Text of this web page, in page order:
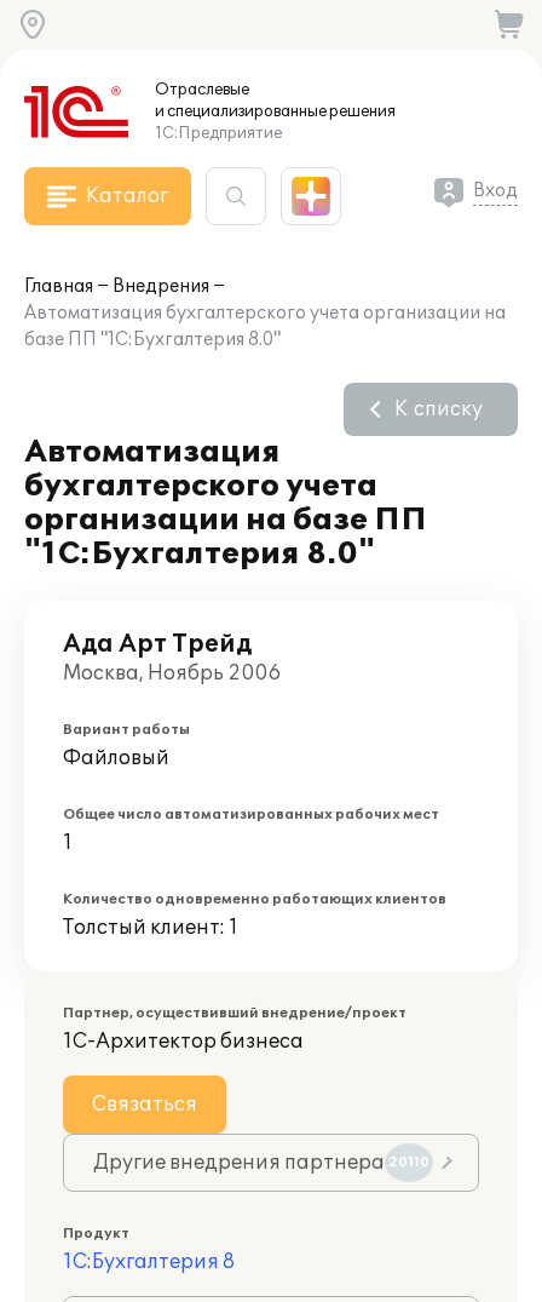
Отраслевые
и специализированныерешения
1С:Предприятие
Каталог Вход
Главная
Внедрения
Автоматизация бухгалтерского учета организации на
базе ПП "1С:Бухгалтерия 8.0"
Автоматизация
бухгалтерского учета
организации на базе ПП
"1С:Бухгалтерия 8.0"
К списку
Ада Арт Трейд
Москва, Ноябрь 2006
Вариант работы
Файловый
Общее число автоматизированных рабочих мест
1
Количество одновременно работающих клиентов
Толстый клиент: 1
Партнер, осуществивший внедрение/проект
1С-Архитектор бизнеса
Связаться
Другие внедрения партнера 20110
Продукт
1С:Бухгалтерия 8